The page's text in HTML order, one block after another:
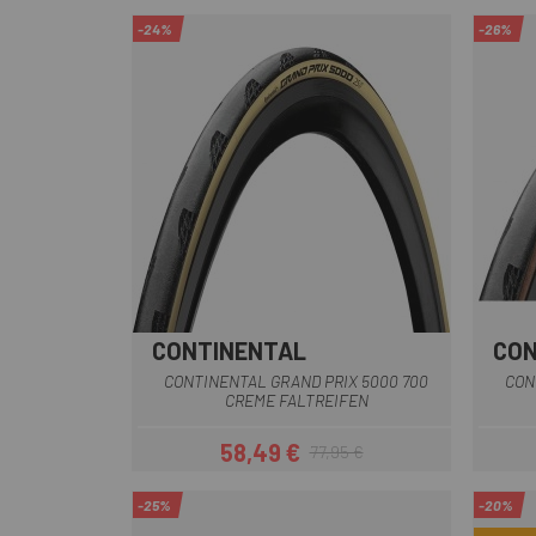
Creme
-24%
CONTINENTAL
CONTINENTAL GRAND PRIX 5000 700
CREME FALTREIFEN
Preis
58,49 €Regulärer Preis
77,95 €
-26%
-25% -20%